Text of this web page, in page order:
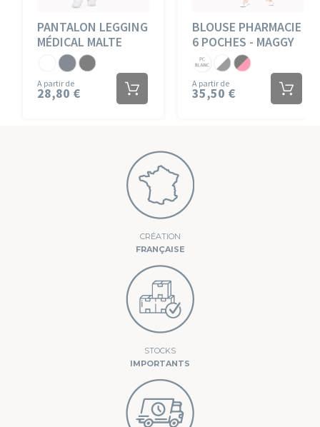
PANTALON LEGGING
MÉDICAL MALTE
A partir de
28,80 €
Jersey
Blanc
Jersey
Marine
Jersey
BLOUSE PHARMACIE
6 POCHES - MAGGY
A partir de
35,50 €
PC
Blanc
PC
Blanc/Anthracite
PC
Noir/Fuchsia
CRÉATION
FRANÇAISE
STOCKS
IMPORTANTS